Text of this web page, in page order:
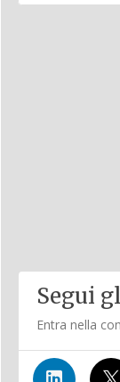
Segui
Entra nella